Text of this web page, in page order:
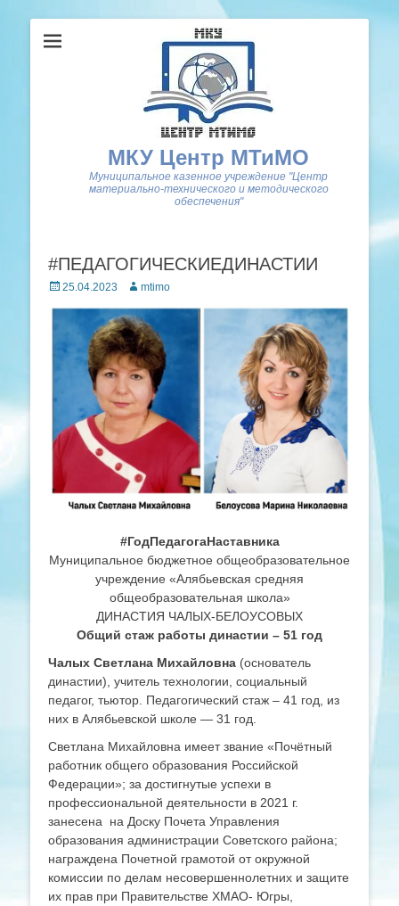
МКУ Центр МТиМО
Муниципальное казенное учреждение "Центр
материально-технического и методического
обеспечения"
#ПЕДАГОГИЧЕСКИЕДИНАСТИИ
Posted
25.04.2023 Author
mtimo
#ГодПедагогаНаставника
Муниципальное бюджетное общеобразовательное
учреждение «Алябьевская средняя
общеобразовательная школа»
ДИНАСТИЯ ЧАЛЫХ-БЕЛОУСОВЫХ
Общий стаж работы династии – 51 год
Чалых Светлана Михайловна (основатель
династии), учитель технологии, социальный
педагог, тьютор. Педагогический стаж – 41 год, из
них в Алябьевской школе — 31 год.
Светлана Михайловна имеет звание «Почётный
работник общего образования Российской
Федерации»; за достигнутые успехи в
профессиональной деятельности в 2021 г.
занесена на Доску Почета Управления
образования администрации Советского района;
награждена Почетной грамотой от окружной
комиссии по делам несовершеннолетних и защите
их прав при Правительстве ХМАО- Югры,